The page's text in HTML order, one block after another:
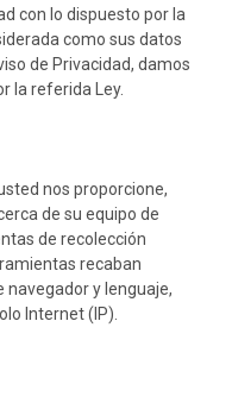
con lo dispuesto por la
como sus datos
de Privacidad, damos
la referida Ley.
nos proporcione,
de su equipo de
de recolección
recaban
y lenguaje,
Internet (IP).